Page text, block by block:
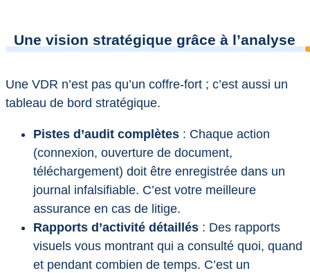
Une vision stratégique grâce à l’analyse
Une VDR n’est pas qu’un coffre-fort ; c’est aussi un
tableau de bord stratégique.
Pistes d’audit complètes : Chaque action
(connexion, ouverture de document,
téléchargement) doit être enregistrée dans un
journal infalsifiable. C’est votre meilleure
assurance en cas de litige.
Rapports d’activité détaillés : Des rapports
visuels vous montrant qui a consulté quoi, quand
et pendant combien de temps. C’est un